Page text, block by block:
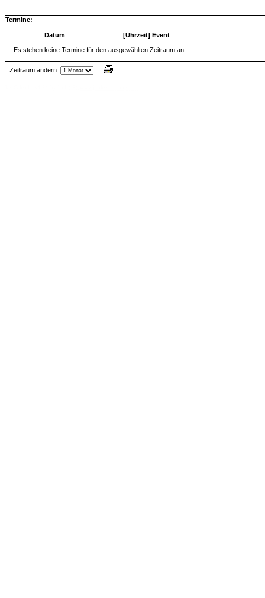
Termine:
Datum [Uhrzeit] Event
Es stehen keine Termine für den ausgewählten Zeitraum an...
Zeitraum ändern: